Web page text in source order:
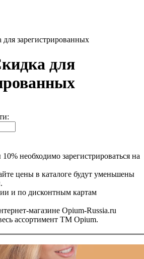
зарегистрированных
для
необходимо зарегистрироваться на
цены в каталоге будут уменьшены
и по дисконтным картам
магазине Opium-Russia.ru
ассортимент ТМ Opium.